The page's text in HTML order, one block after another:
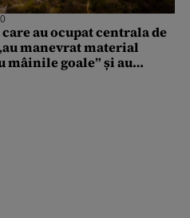
au ocupat centrala de
manevrat material
mâinile goale” și au